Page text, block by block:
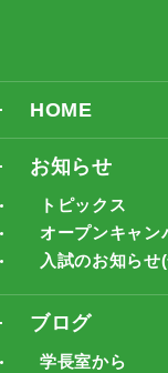
HOME
お知らせ
トピックス
オープンキャン
入試のお知らせ
ブログ
学長室から